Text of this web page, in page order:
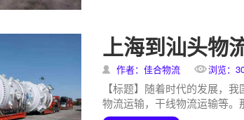
上海到汕头物
作者：佳合物流 浏览：
【标题】随着时代的发展，
物流运输，干线物流运输等